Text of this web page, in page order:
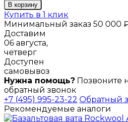
В корзину
Купить в 1 клик
Минимальный заказ 50 000
Доставим
06 августа,
четверг
Доступен
самовывоз
Нужна помощь? Позвоните
обратный звонок
+7 (495) 995-23-22 Обратный
Рекомендуемые аналоги